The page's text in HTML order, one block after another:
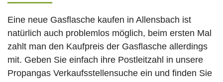
Eine neue Gasflasche kaufen in Allensbach ist
natürlich auch problemlos möglich, beim ersten Mal
zahlt man den Kaufpreis der Gasflasche allerdings
mit. Geben Sie einfach ihre Postleitzahl in unsere
Propangas Verkaufsstellensuche ein und finden Sie